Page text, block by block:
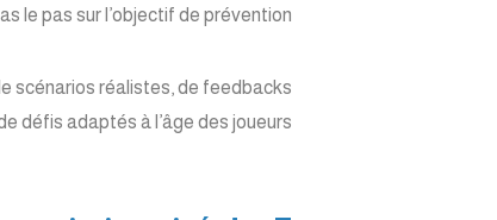
le pas sur l’objectif de prévention.
scénarios réalistes, de feedbacks
défis adaptés à l’âge des joueurs.